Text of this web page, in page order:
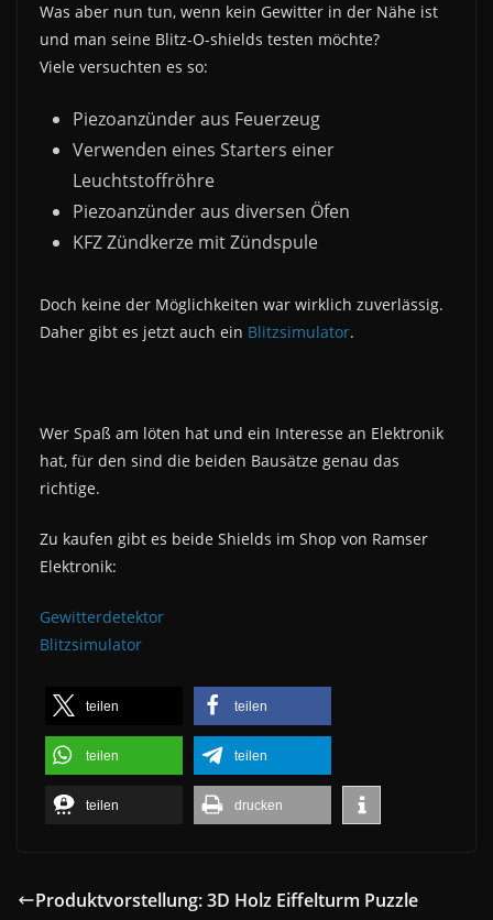
Was aber nun tun, wenn kein Gewitter in der Nähe ist
und man seine Blitz-O-shields testen möchte?
Viele versuchten es so:
Piezoanzünder aus Feuerzeug
Verwenden eines Starters einer
Leuchtstoffröhre
Piezoanzünder aus diversen Öfen
KFZ Zündkerze mit Zündspule
Doch keine der Möglichkeiten war wirklich zuverlässig.
Daher gibt es jetzt auch ein Blitzsimulator.
Wer Spaß am löten hat und ein Interesse an Elektronik
hat, für den sind die beiden Bausätze genau das
richtige.
Zu kaufen gibt es beide Shields im Shop von Ramser
Elektronik:
Gewitterdetektor
Blitzsimulator
teilen teilen
teilen teilen
teilen drucken
Produktvorstellung: 3D Holz Eiffelturm Puzzle